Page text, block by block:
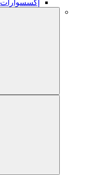
إكسسوارات